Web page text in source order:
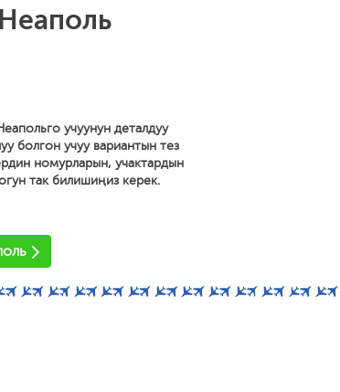
учуунун деталдуу
болгон учуу вариантын тез
номурларын, учактардын
так билишиңиз керек.